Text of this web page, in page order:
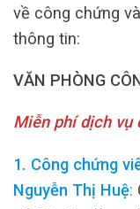
về công chứng
thông tin:
VĂN PHÒNG
Miễn phí dịch vụ
1. Công chứng
Nguyễn Thị Huệ: